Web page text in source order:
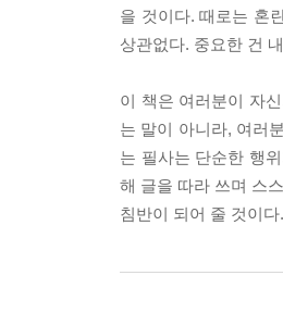
을 것이다. 때로는 혼
상관없다. 중요한 건
이 책은 여러분이 자
는 말이 아니라, 여러
는 필사는 단순한 행
해 글을 따라 쓰며 스
침반이 되어 줄 것이다.